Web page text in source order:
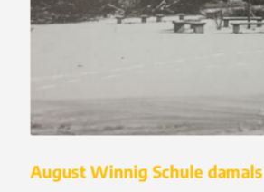
August Winnig Schule damals